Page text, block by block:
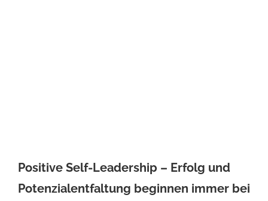
Positive Self-Leadership – Erfolg und
Potenzialentfaltung beginnen immer bei